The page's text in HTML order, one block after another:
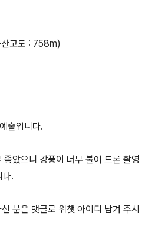
고도 : 758m)
술입니다.
았으니 강풍이 너무 불어 드론 촬영
다.
분은 댓글로 위챗 아이디 남겨 주시